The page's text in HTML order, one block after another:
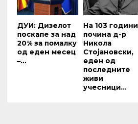
ДУИ: Дизелот
поскапе за над
20% за помалку
од еден месец
–...
На 103 години
почина д-р
Никола
Стојановски,
еден од
последните
живи
учесници...